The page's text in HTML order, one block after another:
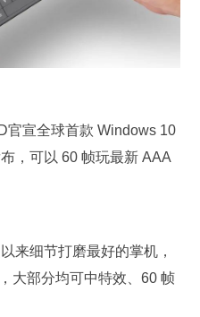
官宣全球首款 Windows 10
，可以 60 帧玩最新 AAA
来细节打磨最好的掌机，
大部分均可中特效、60 帧